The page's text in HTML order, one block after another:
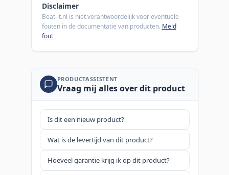
Disclaimer
Beat-it.nl is niet verantwoordelijk voor eventuele
fouten in de documentatie van producten. Meld
fout
PRODUCTASSISTENT
Vraag mij alles over dit product
Is dit een nieuw product?
Wat is de levertijd van dit product?
Hoeveel garantie krijg ik op dit product?